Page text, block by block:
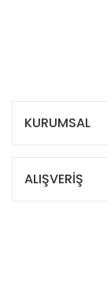
KURUMSAL
ALIŞVERİŞ